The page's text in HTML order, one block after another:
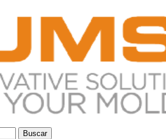
Buscar